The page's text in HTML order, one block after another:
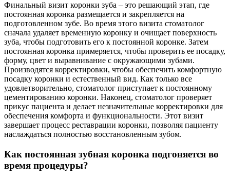
Финальный визит коронки зуба – это решающий этап, где
постоянная коронка размещается и закрепляется на
подготовленном зубе. Во время этого визита стоматолог
сначала удаляет временную коронку и очищает поверхность
зуба, чтобы подготовить его к постоянной коронке. Затем
постоянная коронка примеряется, чтобы проверить ее посадку,
форму, цвет и выравнивание с окружающими зубами.
Производятся корректировки, чтобы обеспечить комфортную
посадку коронки и естественный вид. Как только все
удовлетворительно, стоматолог приступает к постоянному
цементированию коронки. Наконец, стоматолог проверяет
прикус пациента и делает незначительные корректировки для
обеспечения комфорта и функциональности. Этот визит
завершает процесс реставрации коронки, позволяя пациенту
наслаждаться полностью восстановленным зубом.
Как постоянная зубная коронка подгоняется во
время процедуры?